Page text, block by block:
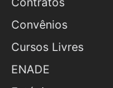
Convênios
Cursos Livres
ENADE